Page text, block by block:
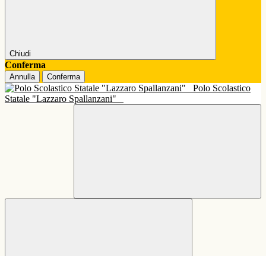
Chiudi
Conferma
Annulla Conferma
Polo Scolastico
Statale "Lazzaro Spallanzani"